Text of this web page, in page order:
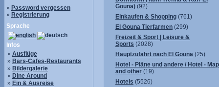
» Password vergessen
» Registrierung
Sprache
Infos
» Ausflüge
» Bars-Cafes-Restaurants
» Bildergalerie
» Dine Around
» Ein & Ausreise
Gouna) (92)
Einkaufen & Shopping (761)
El Gouna Tierfarmen (299)
Freizeit & Sport | Leisure &
Sports (2028)
Hauptzufahrt nach El Gouna (25)
Hotel - Pläne und andere / Hotel -
and other (19)
Hotels (5526)